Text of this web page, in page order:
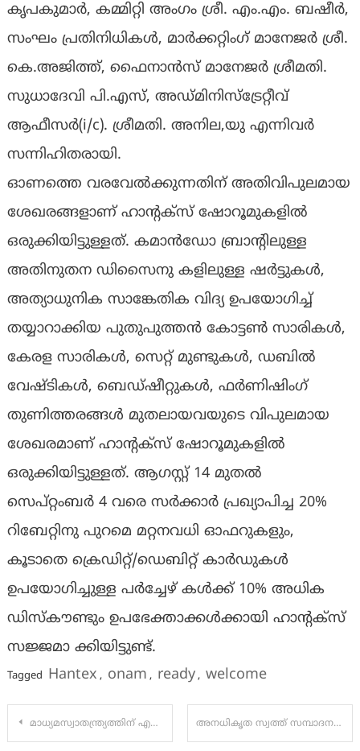
കൃപകുമാർ, കമ്മിറ്റി അംഗം ശ്രീ. എം.എം. ബഷീർ,
സംഘം പ്രതിനിധികൾ, മാർക്കറ്റിംഗ് മാനേജർ ശ്രീ.
കെ.അജിത്ത്, ഫൈനാൻസ് മാനേജർ ശ്രീമതി.
സുധാദേവി പി.എസ്, അഡ്മിനിസ്ട്രേറ്റീവ്
ആഫീസർ(i/c). ശ്രീമതി. അനില,യു എന്നിവർ
സന്നിഹിതരായി.
ഓണത്തെ വരവേൽക്കുന്നതിന് അതിവിപുലമായ
ശേഖരങ്ങളാണ് ഹാന്റക്സ് ഷോറൂമുകളിൽ
ഒരുക്കിയിട്ടുള്ളത്. കമാൻഡോ ബ്രാൻ്റിലുള്ള
അതിനുതന ഡിസൈനു കളിലുള്ള ഷർട്ടുകൾ,
അത്യാധുനിക സാങ്കേതിക വിദ്യ ഉപയോഗിച്ച്
തയ്യാറാക്കിയ പുതുപുത്തൻ കോട്ടൺ സാരികൾ,
കേരള സാരികൾ, സെറ്റ് മുണ്ടുകൾ, ഡബിൽ
വേഷ്ടികൾ, ബെഡ്ഷീറ്റുകൾ, ഫർണിഷിംഗ്
തുണിത്തരങ്ങൾ മുതലായവയുടെ വിപുലമായ
ശേഖരമാണ് ഹാൻ്റക്‌സ് ഷോറൂമുകളിൽ
ഒരുക്കിയിട്ടുള്ളത്. ആഗസ്റ്റ് 14 മുതൽ
സെപ്റ്റംബർ 4 വരെ സർക്കാർ പ്രഖ്യാപിച്ച 20%
റിബേറ്റിനു പുറമെ മറ്റനവധി ഓഫറുകളും,
കൂടാതെ ക്രെഡിറ്റ്/ഡെബിറ്റ് കാർഡുകൾ
ഉപയോഗിച്ചുള്ള പർച്ചേഴ് കൾക്ക് 10% അധിക
ഡിസ്കൗണ്ടും ഉപഭേക്താക്കൾക്കായി ഹാൻ്റക്‌സ്
സജ്ജമാ ക്കിയിട്ടുണ്ട്.
Tagged Hantex , onam , ready, welcome
Post
മാധ്യമസ്വാതന്ത്ര്യത്തിന് എതിരായ ഒരു നീക്കവും കേരളത്തിൽ അനുവദിക്കില്ല: മുഖ്യമന്ത്രി അനധികൃത സ്വത്ത് സമ്പാദന കേസ്:എഡിജിപി എംആർ അജിത് കുമാറിന് വിജിലൻസ് നൽകിയ ക്ലീൻചിറ്റ് കോടതി തള്ളി